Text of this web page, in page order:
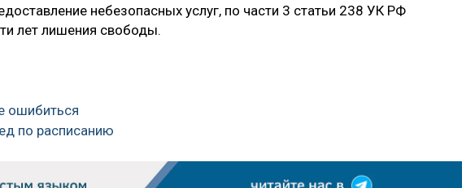
небезопасных услуг, по части 3 статьи 238 УК РФ
лет лишения свободы.
ошибиться
по расписанию